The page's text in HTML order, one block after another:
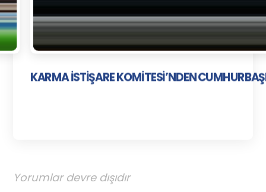
KARMA İSTİŞARE KOMİTESİ’NDEN
Yorumlar devre dışıdır